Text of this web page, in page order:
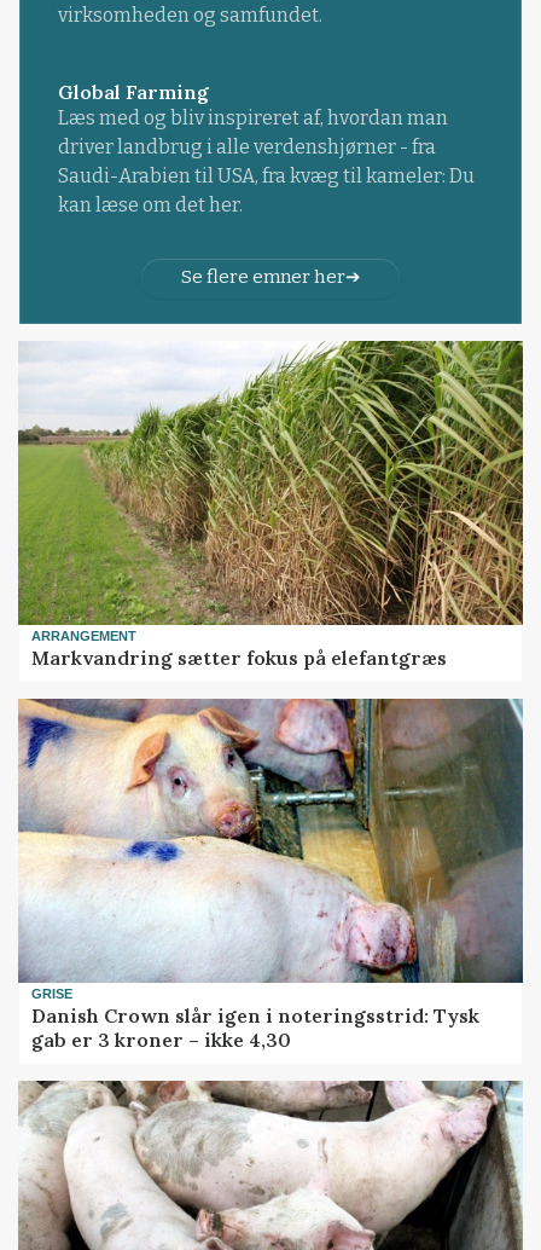
virksomheden og samfundet.
Global Farming
Læs med og bliv inspireret af, hvordan man
driver landbrug i alle verdenshjørner - fra
Saudi-Arabien til USA, fra kvæg til kameler: Du
kan læse om det her.
Se flere emner her
ARRANGEMENT
Markvandring sætter fokus på elefantgræs
GRISE
Danish Crown slår igen i noteringsstrid: Tysk
gab er 3 kroner – ikke 4,30